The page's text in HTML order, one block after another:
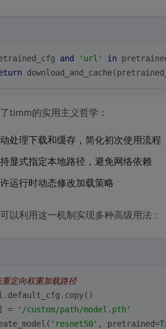
and 'url' in
timm的实用主义哲学：
动处理下载和缓存，简化初次使用流程
持显式指定本地路径，避免网络依赖
许运行时动态修改加载策略
以利用这一机制实现多种高级用法：
定向权重加载路径
] =
'/custom/path/model.pth'
'resnet50' , pretrained=